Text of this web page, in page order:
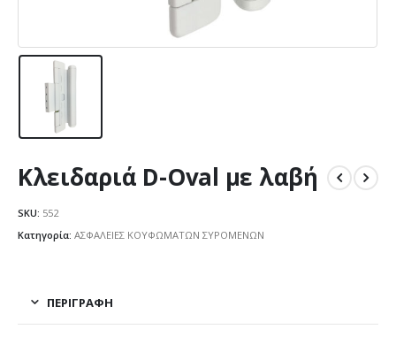
Κλειδαριά D-Oval με λαβή
SKU: 552
Κατηγορία: ΑΣΦΑΛΕΙΕΣ ΚΟΥΦΩΜΑΤΩΝ ΣΥΡΟΜΕΝΩΝ
ΠΕΡΙΓΡΑΦΉ